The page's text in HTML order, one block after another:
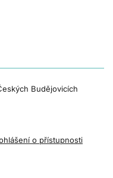
Budějovicích
o přístupnosti